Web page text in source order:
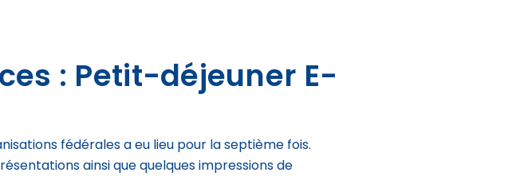
: Petit-déjeuner E-
fédérales a eu lieu pour la septième fois.
ainsi que quelques impressions de